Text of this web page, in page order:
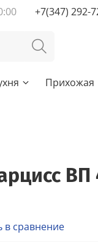
+7(347) 292-
Прихожая
ВП
в сравнение